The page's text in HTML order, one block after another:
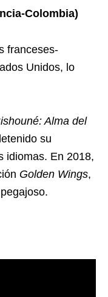
Colombia)
franceses-
Unidos, lo
Alma del
su
idiomas. En 2018,
Golden Wings,